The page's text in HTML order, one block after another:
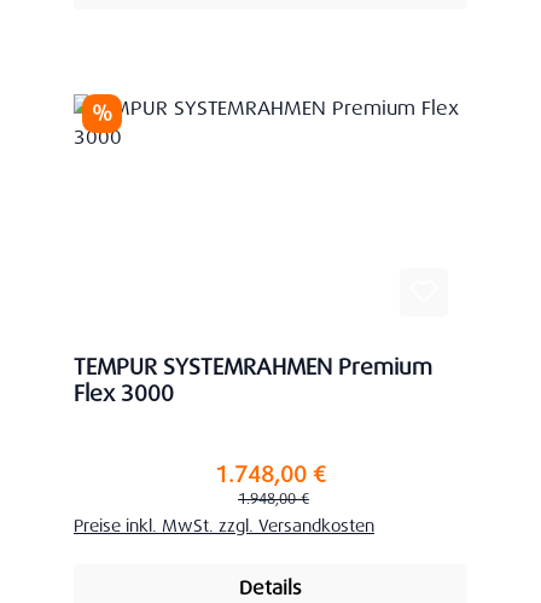
Rabatt
%
TEMPUR SYSTEMRAHMEN Premium
Flex 3000
Verkaufspreis:1.748,00 €
Regulärer Preis:
1.948,00 €
Preise inkl. MwSt. zzgl. Versandkosten
Details